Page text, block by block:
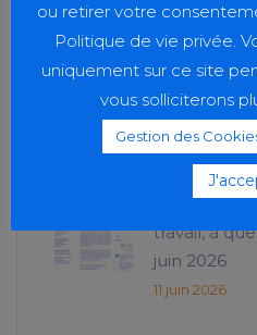
Sport et
Conférence
travail, à
juin 2026
11 juin 2026
ou retirer votre
Politique de vie privée.
uniquement sur ce site
vous solliciterons
Gestion des